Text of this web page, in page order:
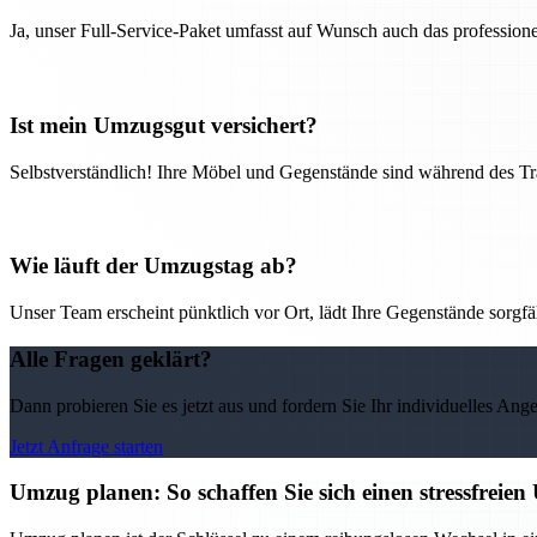
Ja, unser Full-Service-Paket umfasst auf Wunsch auch das
Ist mein Umzugsgut versichert?
Selbstverständlich! Ihre Möbel und Gegenstände sind während des
Wie läuft der Umzugstag ab?
Unser Team erscheint pünktlich vor Ort, lädt Ihre Gegenstände
Alle Fragen geklärt?
Dann probieren Sie es jetzt aus und fordern Sie Ihr individuelles
Jetzt Anfrage starten
Umzug planen: So schaffen Sie sich einen